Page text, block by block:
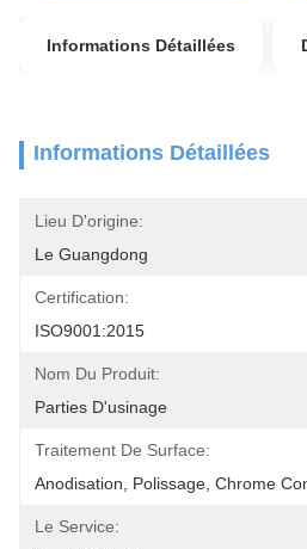
Informations Détaillées
Informations Détaillées
Lieu D'origine:
Le Guangdong
Certification:
ISO9001:2015
Nom Du Produit:
Parties D'usinage
Traitement De Surface:
Anodisation, Polissage, Chrome
Le Service: